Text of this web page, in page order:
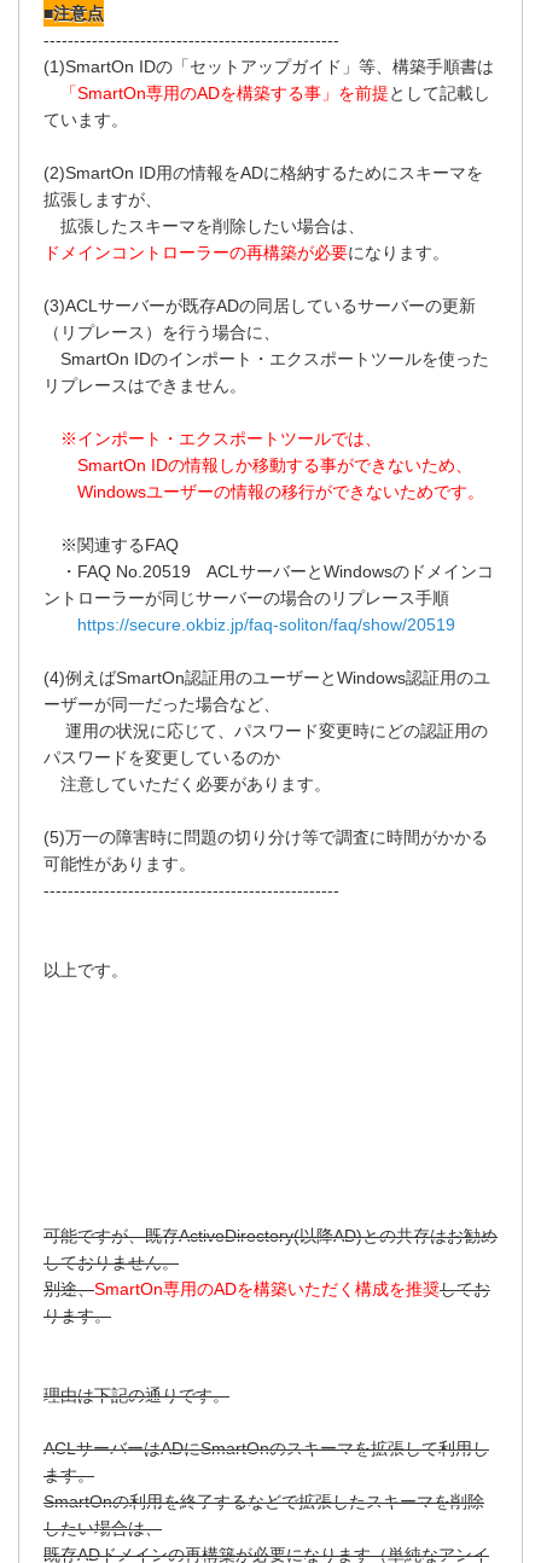
■注意点
-------------------------------------------------
(1)SmartOn IDの「セットアップガイド」等、構築手順書は
「SmartOn専用のADを構築する事」を前提として記載し
ています。
(2)SmartOn ID用の情報をADに格納するためにスキーマを
拡張しますが、
拡張したスキーマを削除したい場合は、
ドメインコントローラーの再構築が必要になります。
(3)ACLサーバーが既存ADの同居しているサーバーの更新
（リプレース）を行う場合に、
SmartOn IDのインポート・エクスポートツールを使った
リプレースはできません。
※インポート・エクスポートツールでは、
SmartOn IDの情報しか移動する事ができないため、
Windowsユーザーの情報の移行ができないためです。
※関連するFAQ
・FAQ No.20519 ACLサーバーとWindowsのドメインコ
ントローラーが同じサーバーの場合のリプレース手順
https://secure.okbiz.jp/faq-soliton/faq/show/20519
(4)例えばSmartOn認証用のユーザーとWindows認証用のユ
ーザーが同一だった場合など、
運用の状況に応じて、パスワード変更時にどの認証用の
パスワードを変更しているのか
注意していただく必要があります。
(5)万一の障害時に問題の切り分け等で調査に時間がかかる
可能性があります。
-------------------------------------------------
以上です。
可能ですが、既存ActiveDirectory(以降AD)との共存はお勧め
しておりません。
別途、SmartOn専用のADを構築いただく構成を推奨してお
ります。
理由は下記の通りです。
ACLサーバーはADにSmartOnのスキーマを拡張して利用し
ます。
SmartOnの利用を終了するなどで拡張したスキーマを削除
したい場合は、
既存ADドメインの再構築が必要になります（単純なアンイ